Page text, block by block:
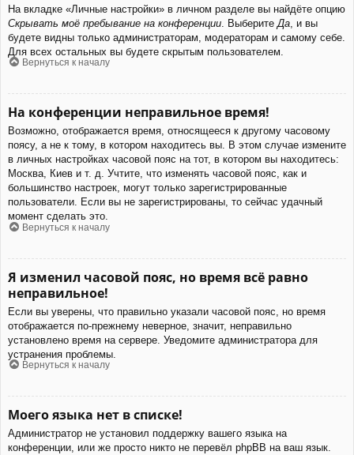
На вкладке «Личные настройки» в личном разделе вы найдёте опцию
Скрывать моё пребывание на конференции . Выберите Да , и вы
будете видны только администраторам, модераторам и самому себе.
Для всех остальных вы будете скрытым пользователем.
Вернуться к началу
На конференции неправильное время!
Возможно, отображается время, относящееся к другому часовому
поясу, а не к тому, в котором находитесь вы. В этом случае измените
в личных настройках часовой пояс на тот, в котором вы находитесь:
Москва, Киев и т. д. Учтите, что изменять часовой пояс, как и
большинство настроек, могут только зарегистрированные
пользователи. Если вы не зарегистрированы, то сейчас удачный
момент сделать это.
Вернуться к началу
Я изменил часовой пояс, но время всё равно
неправильное!
Если вы уверены, что правильно указали часовой пояс, но время
отображается по-прежнему неверное, значит, неправильно
установлено время на сервере. Уведомите администратора для
устранения проблемы.
Вернуться к началу
Моего языка нет в списке!
Администратор не установил поддержку вашего языка на
конференции, или же просто никто не перевёл phpBB на ваш язык.